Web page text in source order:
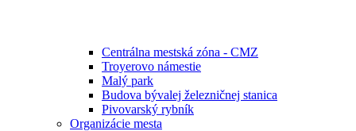
Centrálna mestská zóna - CMZ
Troyerovo námestie
Malý park
Budova bývalej železničnej stanica
Pivovarský rybník
Organizácie mesta